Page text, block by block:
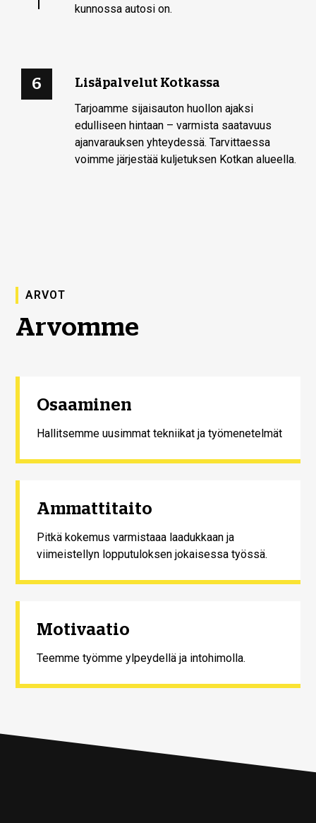
kunnossa autosi on.
6 Lisäpalvelut Kotkassa
Tarjoamme sijaisauton huollon ajaksi
edulliseen hintaan – varmista saatavuus
ajanvarauksen yhteydessä. Tarvittaessa
voimme järjestää kuljetuksen Kotkan alueella.
ARVOT
Arvomme
Osaaminen
Hallitsemme uusimmat tekniikat ja työmenetelmät
Ammattitaito
Pitkä kokemus varmistaaa laadukkaan ja
viimeistellyn lopputuloksen jokaisessa työssä.
Motivaatio
Teemme työmme ylpeydellä ja intohimolla.